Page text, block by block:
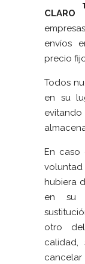
envíos
precio
Todos
en su
En caso
hubiera
en su
otro
calidad,